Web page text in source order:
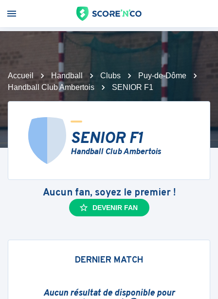
Accueil Handball Clubs
Puy-de-Dôme
Handball Club Ambertois
SENIOR F1
SENIOR F1
Handball Club Ambertois
Aucun fan, soyez le premier !
DEVENIR FAN
DERNIER MATCH
Aucun résultat de disponible pour